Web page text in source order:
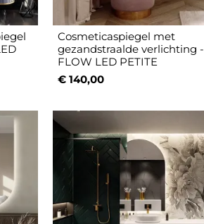
Cosmeticaspiegel met
gezandstraalde verlichting -
FLOW LED PETITE
€ 140,00